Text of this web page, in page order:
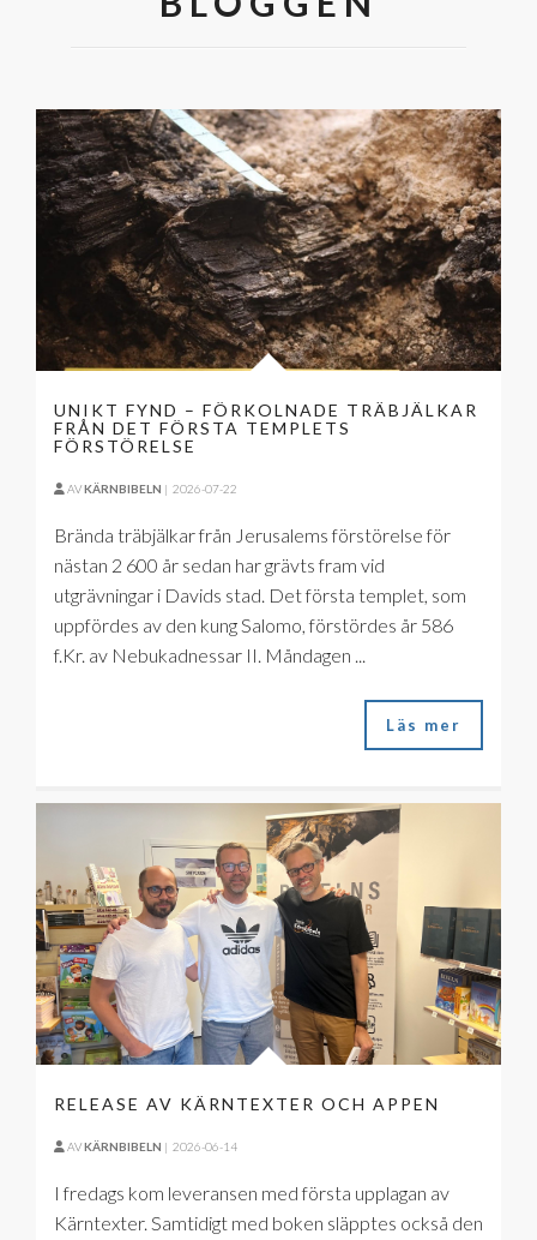
UNIKT FYND – FÖRKOLNADE TRÄBJÄLKAR
FRÅN DET FÖRSTA TEMPLETS
FÖRSTÖRELSE
AVKÄRNBIBELN | 2026-07-22
Brända träbjälkar från Jerusalems förstörelse för
nästan 2 600 år sedan har grävts fram vid
utgrävningar i Davids stad. Det första templet, som
uppfördes av den kung Salomo, förstördes år 586
f.Kr. av Nebukadnessar II. Måndagen ...
Läs mer
RELEASE AV KÄRNTEXTER OCH APPEN
AVKÄRNBIBELN | 2026-06-14
I fredags kom leveransen med första upplagan av
Kärntexter. Samtidigt med boken släpptes också den